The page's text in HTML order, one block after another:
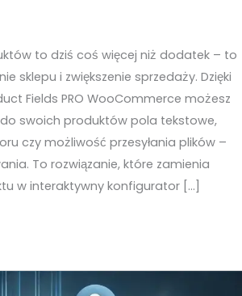
to dziś coś więcej niż dodatek – to
sklepu i zwiększenie sprzedaży. Dzięki
Fields PRO WooCommerce możesz
swoich produktów pola tekstowe,
czy możliwość przesyłania plików –
To rozwiązanie, które zamienia
w interaktywny konfigurator […]